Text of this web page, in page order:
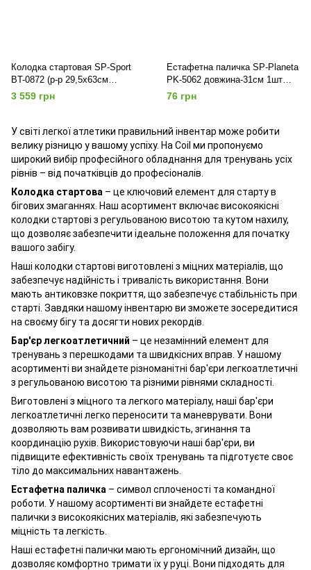
Колодка стартовая SP-Sport
BT-0872 (р-р 29,5x63см
металл)
3 559 грн
Естафетна паличка SP-Planeta
PK-5062 довжина-31см 1шт
кольори в асортименті
76 грн
У світі легкої атлетики правильний інвентар може робити
велику різницю у вашому успіху. На Coil ми пропонуємо
широкий вибір професійного обладнання для тренувань усіх
рівнів – від початківців до професіоналів.
Колодка стартова – це ключовий елемент для старту в
бігових змаганнях. Наш асортимент включає високоякісні
колодки стартові з регульованою висотою та кутом нахилу,
що дозволяє забезпечити ідеальне положення для початку
вашого забігу.
Наші колодки стартові виготовлені з міцних матеріалів, що
забезпечує надійність і тривалість використання. Вони
мають антиковзке покриття, що забезпечує стабільність при
старті. Завдяки нашому інвентарю ви зможете зосередитися
на своєму бігу та досягти нових рекордів.
Бар'єр легкоатлетичний – це незамінний елемент для
тренувань з перешкодами та швидкісних вправ. У нашому
асортименті ви знайдете різноманітні бар'єри легкоатлетичні
з регульованою висотою та різними рівнями складності.
Виготовлені з міцного та легкого матеріалу, наші бар'єри
легкоатлетичні легко переносити та маневрувати. Вони
дозволяють вам розвивати швидкість, згинання та
координацію рухів. Використовуючи наші бар'єри, ви
підвищите ефективність своїх тренувань та підготуєте своє
тіло до максимальних навантажень.
Естафетна паличка – символ сплоченості та командної
роботи. У нашому асортименті ви знайдете естафетні
палички з високоякісних матеріалів, які забезпечують
міцність та легкість.
Наші естафетні палички мають ергономічний дизайн, що
дозволяє комфортно тримати їх у руці. Вони підходять для